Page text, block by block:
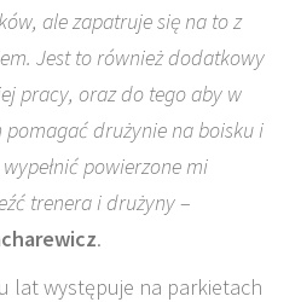
ale zapatruje się na to z
Jest to również dodatkowy
pracy, oraz do tego aby w
drużynie na boisku i
powierzone mi
trenera i drużyny–
.
lat występuje na parkietach